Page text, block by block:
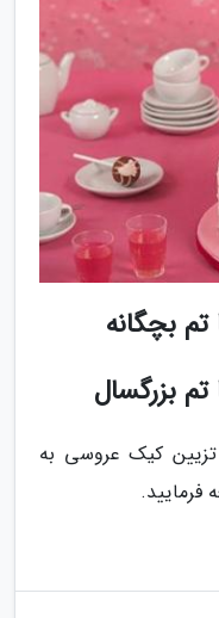
بچگانه
بزرگسال
کیک عروسی به